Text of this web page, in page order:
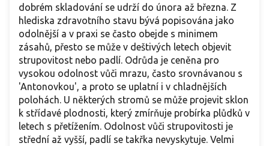
dobrém skladování se udrží do února až března. Z
hlediska zdravotního stavu bývá popisována jako
odolnější a v praxi se často obejde s minimem
zásahů, přesto se může v deštivých letech objevit
strupovitost nebo padlí. Odrůda je ceněna pro
vysokou odolnost vůči mrazu, často srovnávanou s
'Antonovkou', a proto se uplatní i v chladnějších
polohách. U některých stromů se může projevit sklon
k střídavé plodnosti, který zmírňuje probírka plůdků v
letech s přetížením. Odolnost vůči strupovitosti je
střední až vyšší, padlí se takřka nevyskytuje. Velmi